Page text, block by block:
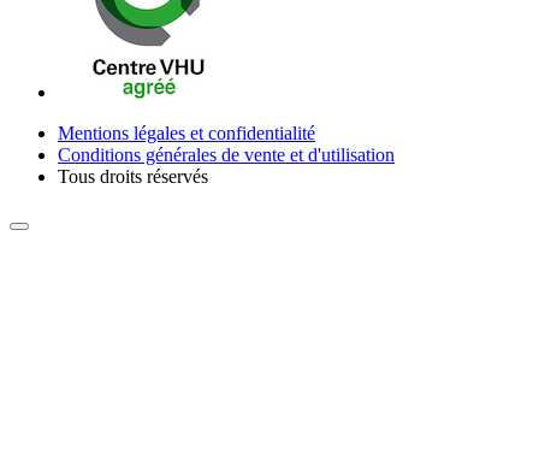
Mentions légales et confidentialité
Conditions générales de vente et d'utilisation
Tous droits réservés